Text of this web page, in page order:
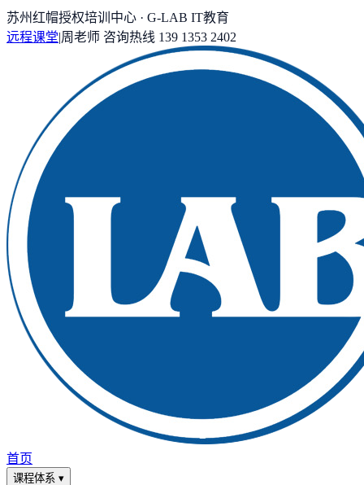
苏州红帽授权培训中心 · G-LAB IT教育
远程课堂|周老师 咨询热线 139 1353 2402
首页
课程体系 ▾